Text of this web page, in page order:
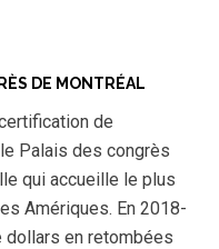
DE MONTRÉAL
de
Palais des congrès
qui accueille le plus
Amériques. En 2018-
dollars en retombées